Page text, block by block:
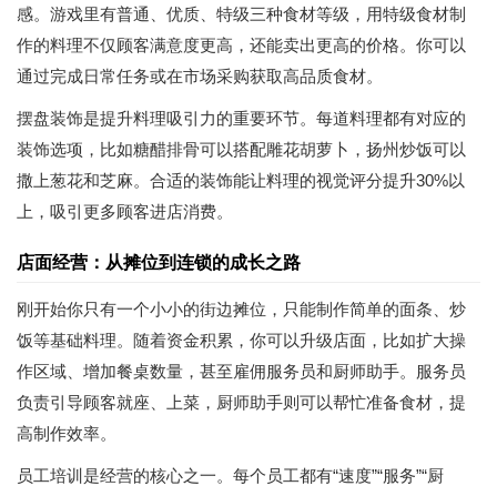
感。游戏里有普通、优质、特级三种食材等级，用特级食材制
作的料理不仅顾客满意度更高，还能卖出更高的价格。你可以
通过完成日常任务或在市场采购获取高品质食材。
摆盘装饰是提升料理吸引力的重要环节。每道料理都有对应的
装饰选项，比如糖醋排骨可以搭配雕花胡萝卜，扬州炒饭可以
撒上葱花和芝麻。合适的装饰能让料理的视觉评分提升30%以
上，吸引更多顾客进店消费。
店面经营：从摊位到连锁的成长之路
刚开始你只有一个小小的街边摊位，只能制作简单的面条、炒
饭等基础料理。随着资金积累，你可以升级店面，比如扩大操
作区域、增加餐桌数量，甚至雇佣服务员和厨师助手。服务员
负责引导顾客就座、上菜，厨师助手则可以帮忙准备食材，提
高制作效率。
员工培训是经营的核心之一。每个员工都有“速度”“服务”“厨